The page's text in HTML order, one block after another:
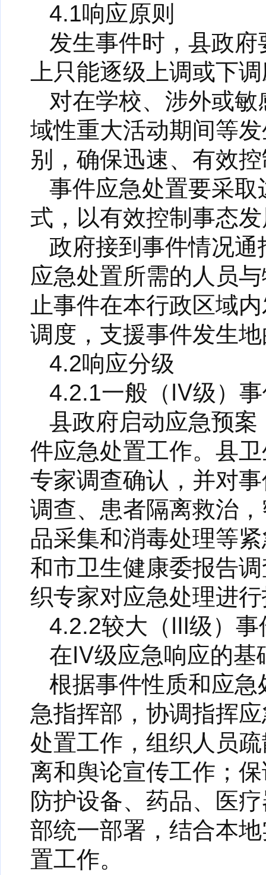
4.1响应原则
发生事件时，县政
上只能逐级上调或下
对在学校、涉外或
域性重大活动期间等
别，确保迅速、有效
事件应急处置要采
式，以有效控制事态
政府接到事件情况
应急处置所需的人员
止事件在本行政区域
调度，支援事件发生
4.2响应分级
4.2.1一般（Ⅳ级）
县政府启动应急预
件应急处置工作。县
专家调查确认，并对
调查、患者隔离救治
品采集和消毒处理等
和市卫生健康委报告
织专家对应急处理进
4.2.2较大（Ⅲ级）事
在Ⅳ级应急响应的基
根据事件性质和应
急指挥部，协调指挥
处置工作，组织人员
离和舆论宣传工作；
防护设备、药品、医
部统一部署，结合本
置工作。